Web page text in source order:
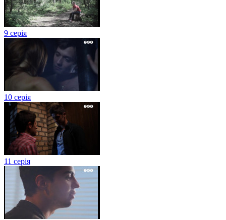
9 серія
10 серія
11 серія